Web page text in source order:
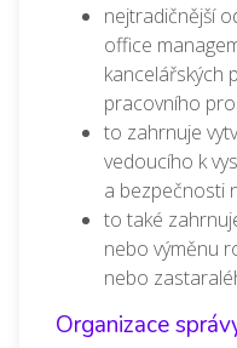
nejtradičnější
office
kancelářských
pracovního
to zahrnuje
vedoucího k
a bezpečnosti
to také
nebo výměnu
nebo
Organizace